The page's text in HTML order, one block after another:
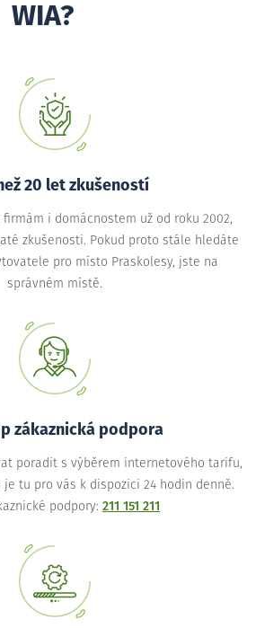
WIA?
20 let zkušeností
i domácnostem už od roku 2002,
zkušenosti. Pokud proto stále hledáte
pro místo Praskolesy, jste na
správném místě.
zákaznická podpora
poradit s výběrem internetového tarifu,
je tu pro vás k dispozici 24 hodin denně.
podpory: 211 151 211